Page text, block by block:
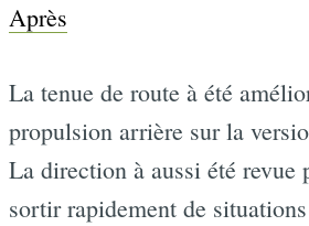
Après
La tenue de route à été
propulsion arrière sur la
La direction à aussi été revue
sortir rapidement de situations